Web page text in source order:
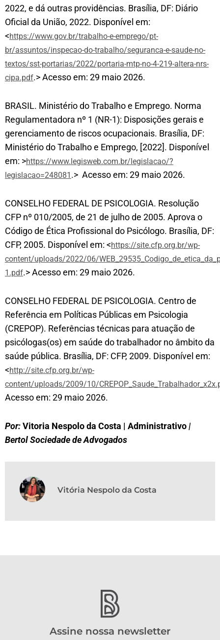
2022, e dá outras providências. Brasília, DF: Diário
Oficial da União, 2022. Disponível em:
<https://www.gov.br/trabalho-e-emprego/pt-
br/assuntos/inspecao-do-trabalho/seguranca-e-saude-no-
textos/sst-portarias/2022/portaria-mtp-no-4-219-altera-nrs-
cipa.pdf.> Acesso em: 29 maio 2026.
BRASIL. Ministério do Trabalho e Emprego. Norma
Regulamentadora nº 1 (NR-1): Disposições gerais e
gerenciamento de riscos ocupacionais. Brasília, DF:
Ministério do Trabalho e Emprego, [2022]. Disponível
em: >https://www.legisweb.com.br/legislacao/?
legislacao=248081 .> Acesso em: 29 maio 2026.
CONSELHO FEDERAL DE PSICOLOGIA. Resolução
CFP nº 010/2005, de 21 de julho de 2005. Aprova o
Código de Ética Profissional do Psicólogo. Brasília, DF:
CFP, 2005. Disponível em: <https://site.cfp.org.br/wp-
content/uploads/2022/06/
1.pdf.> Acesso em: 29 maio 2026.
CONSELHO FEDERAL DE PSICOLOGIA. Centro de
Referência em Políticas Públicas em Psicologia
(CREPOP). Referências técnicas para atuação de
psicólogas(os) em saúde do trabalhador no âmbito da
saúde pública. Brasília, DF: CFP, 2009. Disponível em:
<http://site.cfp.org.br/wp-
content/uploads/2009/10/
Acesso em: 29 maio 2026.
Por:Vitoria Nespolo da Costa | Administrativo|
Bertol Sociedade de Advogados
Vitória Nespolo da Costa
Assine nossa newsletter